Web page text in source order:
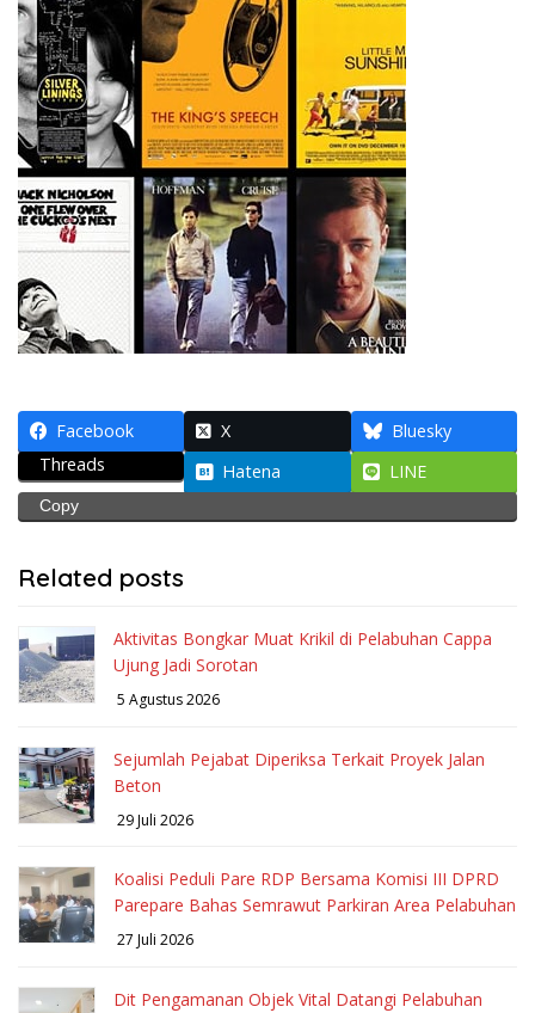
Facebook X
Bluesky
Threads
Hatena LINE
Copy
Related posts
Aktivitas Bongkar Muat Krikil di Pelabuhan Cappa
Ujung Jadi Sorotan
5 Agustus 2026
Sejumlah Pejabat Diperiksa Terkait Proyek Jalan
Beton
29 Juli 2026
Koalisi Peduli Pare RDP Bersama Komisi III DPRD
Parepare Bahas Semrawut Parkiran Area Pelabuhan
27 Juli 2026
Dit Pengamanan Objek Vital Datangi Pelabuhan